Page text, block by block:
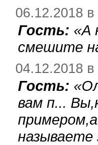
06.12.2018 в
Гость: «А
смешите
04.12.2018 в
Гость: «
вам п...
называете